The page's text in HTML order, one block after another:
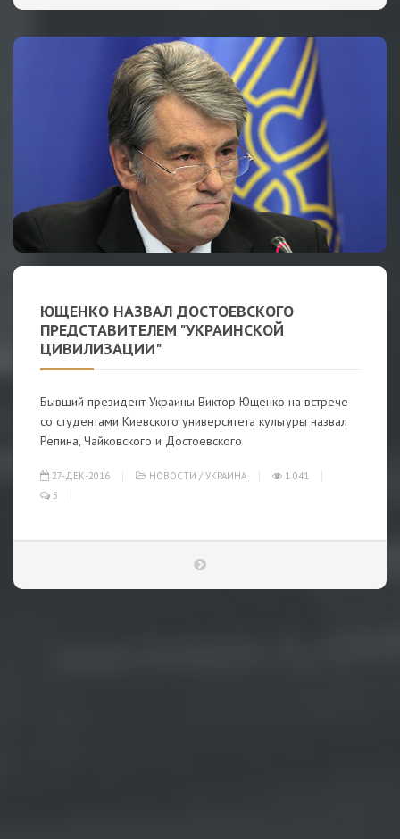
ЮЩЕНКО НАЗВАЛ ДОСТОЕВСКОГО
ПРЕДСТАВИТЕЛЕМ "УКРАИНСКОЙ
ЦИВИЛИЗАЦИИ"
Бывший президент Украины Виктор Ющенко на встрече
со студентами Киевского университета культуры назвал
Репина, Чайковского и Достоевского
27-ДЕК-2016 НОВОСТИ / УКРАИНА
1 041
5